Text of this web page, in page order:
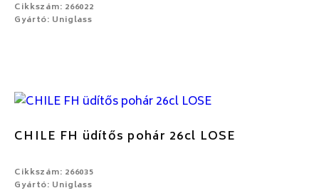
Cikkszám: 266022
Gyártó: Uniglass
CHILE FH üdítős pohár 26cl LOSE
Cikkszám: 266035
Gyártó: Uniglass